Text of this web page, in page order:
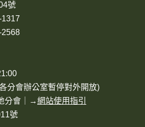
號
2568
分會辦公室暫停對外開放)
分會 ｜→網站使用指引
號